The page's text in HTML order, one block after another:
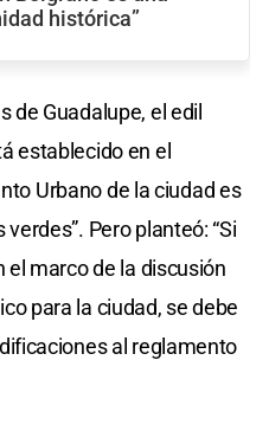
histórica”
de Guadalupe, el edil
establecido en el
Urbano de la ciudad es
Pero planteó: “Si
el marco de la discusión
para la ciudad, se debe
al reglamento